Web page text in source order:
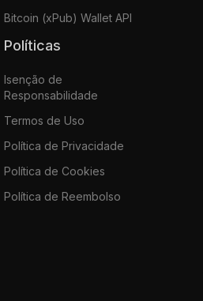
Bitcoin (xPub) Wallet API
Políticas
Isenção de
Responsabilidade
Termos de Uso
Política de Privacidade
Política de Cookies
Política de Reembolso